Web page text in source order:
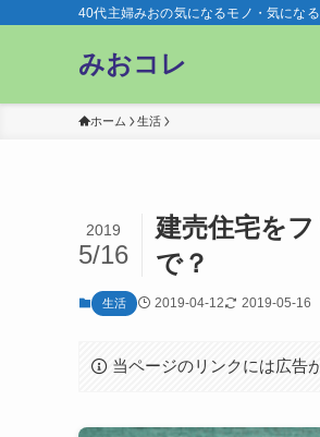
40代主婦みおの気になるモノ・気になる
みおコレ
ホーム 生活
建売住宅を
で？
2019
5/16
生活 2019-04-12 2019-05-16
当ページのリンクには広告